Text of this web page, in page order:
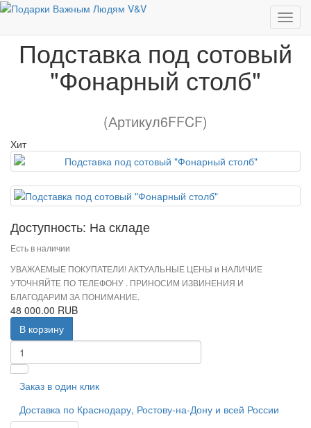
Подставка под сотовый "Фонарный столб"
Подставка под сотовый
"Фонарный столб"
(Артикул6FFCF)
Хит
Доступность: На складе
Есть в наличии
УВАЖАЕМЫЕ ПОКУПАТЕЛИ! АКТУАЛЬНЫЕ ЦЕНЫ и НАЛИЧИЕ
УТОЧНЯЙТЕ ПО ТЕЛЕФОНУ . ПРИНОСИМ ИЗВИНЕНИЯ И
БЛАГОДАРИМ ЗА ПОНИМАНИЕ.
48 000.00 RUB
В корзину
Заказ в один клик
Доставка по Краснодару, Ростову-на-Дону и всей России